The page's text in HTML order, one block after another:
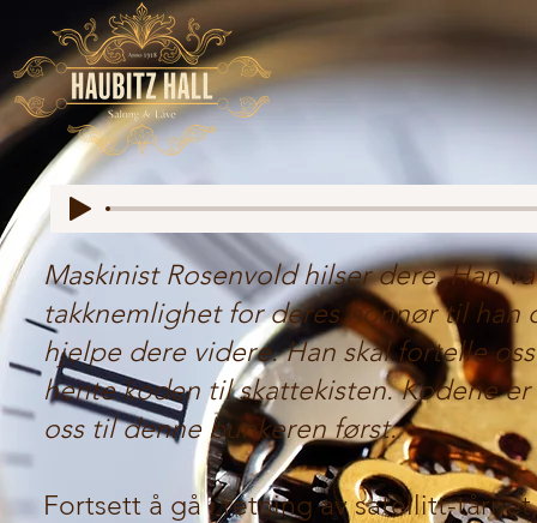
Maskinist Rosenvold hilser dere. Han
takknemlighet for deres honnør til han
hjelpe dere videre. Han skal fortelle
hente koden til skattekisten. Kodene
oss til denne bunkeren først.
Fortsett å gå i retning av satellitt-